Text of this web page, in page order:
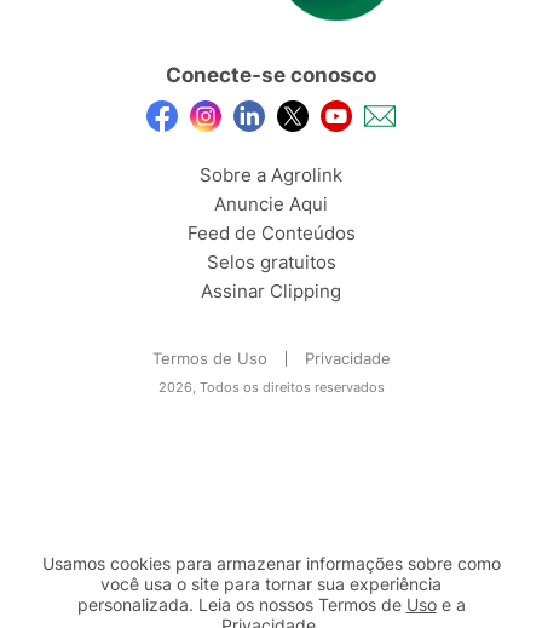
Conecte-se conosco
Sobre a Agrolink
Anuncie Aqui
Feed de Conteúdos
Selos gratuitos
Assinar Clipping
Termos de Uso Privacidade
2026, Todos os direitos reservados
Usamos cookies para armazenar informações sobre como
você usa o site para tornar sua experiência
personalizada. Leia os nossos Termos de Usoe a